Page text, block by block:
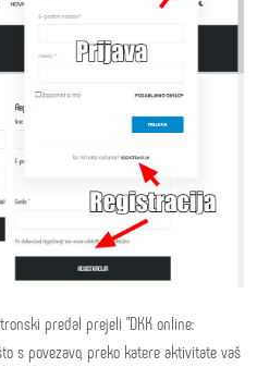
predal prejeli "DKK online:
s povezavo, preko katere aktivitate vaš